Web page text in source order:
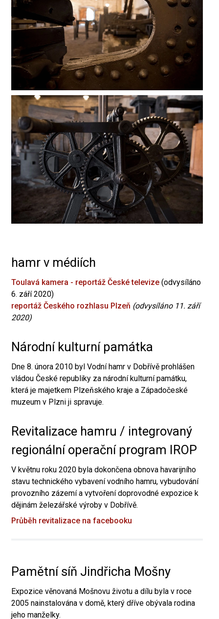
hamr v médiích
Toulavá kamera - reportáž České televize (odvysíláno
6. září 2020)
reportáž Českého rozhlasu Plzeň (odvysíláno 11. září
2020)
Národní kulturní památka
Dne 8. února 2010 byl Vodní hamr v Dobřívě prohlášen
vládou České republiky za národní kulturní památku,
která je majetkem Plzeňského kraje a Západočeské
muzeum v Plzni ji spravuje.
Revitalizace hamru / integrovaný
regionální operační program IROP
V květnu roku 2020 byla dokončena obnova havarijního
stavu technického vybavení vodního hamru, vybudování
provozního zázemí a vytvoření doprovodné expozice k
dějinám železářské výroby v Dobřívě.
Průběh revitalizace na facebooku
Pamětní síň Jindřicha Mošny
Expozice věnovaná Mošnovu životu a dílu byla v roce
2005 nainstalována v domě, který dříve obývala rodina
jeho manželky.